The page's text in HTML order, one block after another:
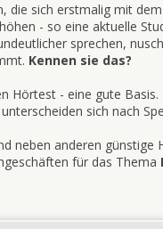
die sich erstmalig mit
- so eine aktuelle
sprechen,
Kennen sie das?
Hörtest - eine gute
sich nach
neben anderen
für das Thema